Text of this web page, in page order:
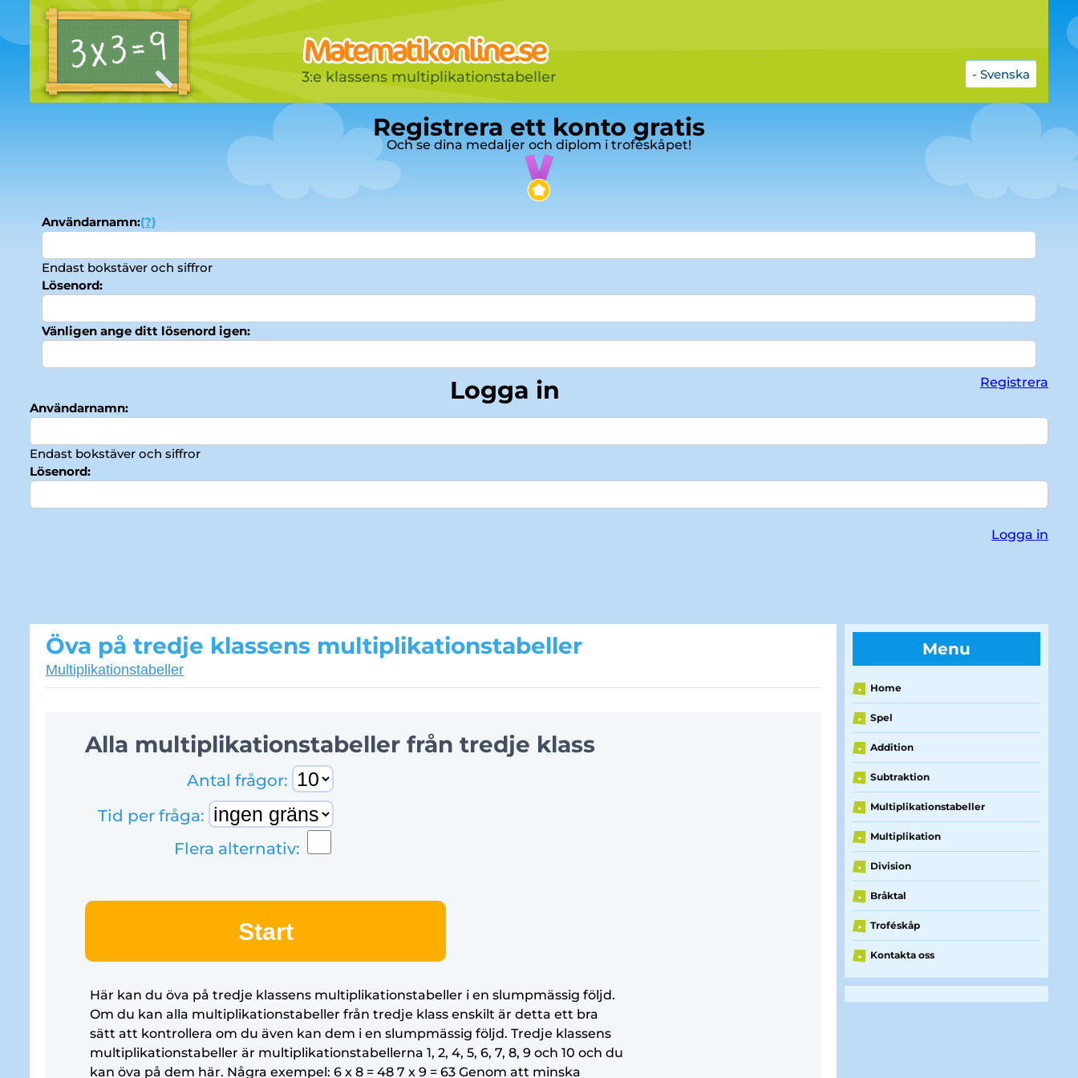
3:e klassens multiplikationstabeller - Svenska
Registrera ett konto gratis
Och se dina medaljer och diplom i troféskåpet!
Användarnamn:(?)
Endast bokstäver och siffror
Lösenord:
Vänligen ange ditt lösenord igen:
Registrera
Logga in
Användarnamn:
Endast bokstäver och siffror
Lösenord:
Logga in
Öva på tredje klassens multiplikationstabeller
Multiplikationstabeller
Alla multiplikationstabeller från tredje klass
Antal frågor:
Tid per fråga:
Flera alternativ:
Start
Här kan du öva på tredje klassens multiplikationstabeller i en slumpmässig följd.
Om du kan alla multiplikationstabeller från tredje klass enskilt är detta ett bra
sätt att kontrollera om du även kan dem i en slumpmässig följd. Tredje klassens
multiplikationstabeller är multiplikationstabellerna 1, 2, 4, 5, 6, 7, 8, 9 och 10 och du
kan öva på dem här. Några exempel: 6 x 8 = 48 7 x 9 = 63 Genom att minska
Menu
► Home
► Spel
► Addition
► Subtraktion
► Multiplikationstabeller
► Multiplikation
► Division
► Bråktal
► Troféskåp
► Kontakta oss